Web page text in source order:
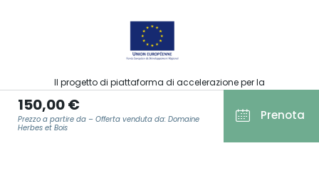
150,00 €
Prezzo a partire da – Offerta venduta da: Domaine
Herbes et Bois
Prenota
Il progetto di piattaforma di accelerazione per la
commercializzazione delle offerte turistiche, sportive, culturali
ed enoturistiche del Grand Est è stato finanziato dal FEDER
nell’ambito della risposta dell’Unione Europea alla pandemia